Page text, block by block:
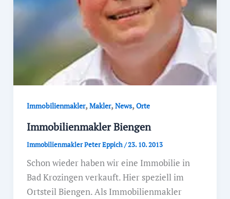
Immobilienmakler,Makler,News,Orte
Immobilienmakler Biengen
Immobilienmakler Peter Eppich/23. 10. 2013
Schon wieder haben wir eine Immobilie in
Bad Krozingen verkauft. Hier speziell im
Ortsteil Biengen. Als Immobilienmakler